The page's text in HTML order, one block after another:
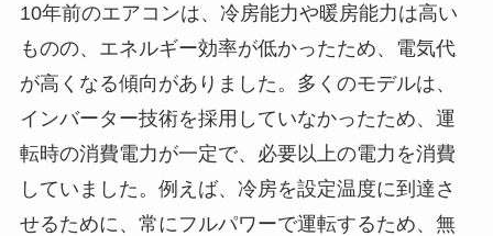
10年前のエアコンは、冷房能力や暖房能力は高い
ものの、エネルギー効率が低かったため、電気代
が高くなる傾向がありました。多くのモデルは、
インバーター技術を採用していなかったため、運
転時の消費電力が一定で、必要以上の電力を消費
していました。例えば、冷房を設定温度に到達さ
せるために、常にフルパワーで運転するため、無